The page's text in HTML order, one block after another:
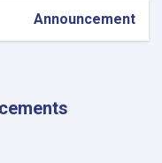
Announcement